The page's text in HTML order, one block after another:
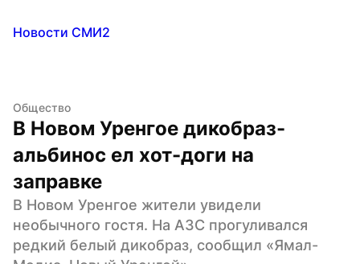
Новости СМИ2
Общество
В Новом Уренгое дикобраз-
альбинос ел хот-доги на
заправке
В Новом Уренгое жители увидели
необычного гостя. На АЗС прогуливался
редкий белый дикобраз, сообщил «Ямал-